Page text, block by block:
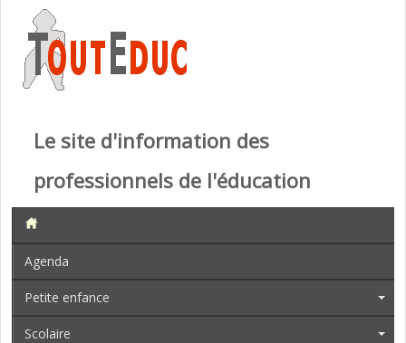
Le site d'information des
professionnels de l'éducation
Agenda
Petite enfance
Scolaire